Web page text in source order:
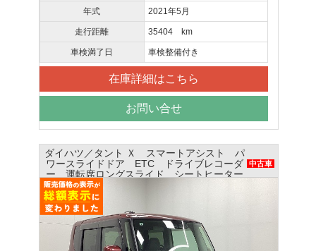
年式 2021年5月
走行距離 35404 km
車検満了日 車検整備付き
在庫詳細はこちら
お問い合せ
ダイハツ／タント Ｘ スマートアシスト パ
ワースライドドア ETC ドライブレコーダ
ー 運転席ロングスライド シートヒーター
中古車